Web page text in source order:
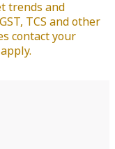
trends and
TCS and other
contact your